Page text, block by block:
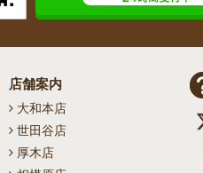
店舗案内
大和本店
世田谷店
厚木店